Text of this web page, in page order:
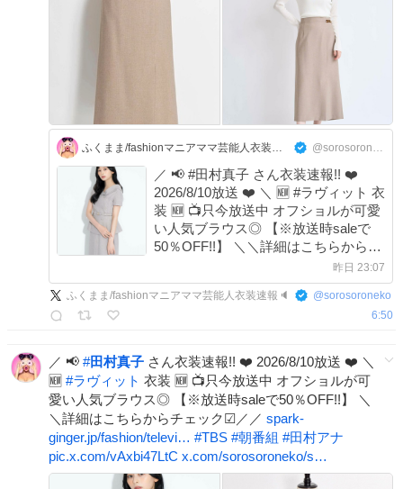
ふくまま/fashionマニアママ芸能人衣装速報🔈 @sorosoroneko
／ 📢 #田村真子 さん衣装速報!! ❤️
2026/8/10放送 ❤️ ＼ 🆕 #ラヴィット 衣
装 🆕 📺只今放送中 オフショルが可愛
い人気ブラウス◎ 【※放送時saleで
50％OFF!!】 ＼＼詳細はこちらからチ
ginger.jp/fashion/televi… #TBS #朝番組
#田村アナ x.com/sorosoroneko/s…
昨日 23:07
ふくまま/fashionマニアママ芸能人衣装速報🔈 @sorosoroneko
6:50
／ 📢 #田村真子 さん衣装速報!! ❤️ 2026/8/10放送 ❤️ ＼
🆕 #ラヴィット 衣装 🆕 📺只今放送中 オフショルが可
愛い人気ブラウス◎ 【※放送時saleで50％OFF!!】 ＼
＼詳細はこちらからチェック☑／／ spark-
ginger.jp/fashion/televi… #TBS #朝番組 #田村アナ
pic.x.com/vAxbi47LtC x.com/sorosoroneko/s…